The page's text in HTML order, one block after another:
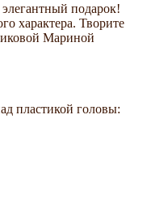
подарок!
характера. Творите
Мариной
пластикой головы: